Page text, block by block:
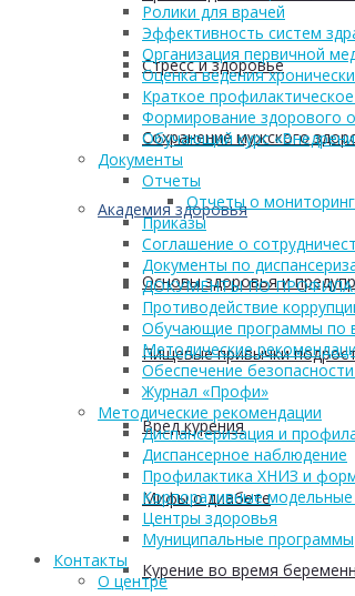
Стресс и здоровье
Сохранение мужского
Академия здоровья
Основы здоровья и
Пищевые привычки
Вред курения
Мифы о диабете
Курение во время
Ролики для врачей
Эффективность систем
Организация первичной
Оценка ведения
Краткое
Формирование здорового
Обучающий курс
Документы
Отчеты
Отчеты о
Приказы
Соглашение о
Документы по
ДОКУМЕНТЫ ПО
Противодействие
Обучающие программы по
Методические
Обеспечение
Журнал «Профи»
Методические рекомендации
Диспансеризация и
Диспансерное наблюдение
Профилактика ХНИЗ и
Корпоративные
Центры здоровья
Муниципальные программы
Контакты
О центре